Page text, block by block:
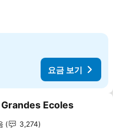
요금 보기
기에 추가
Ecoles
3,274